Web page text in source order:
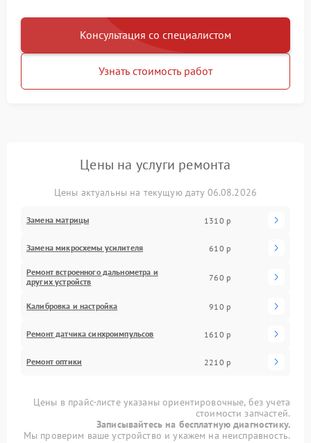
Консультация со специалистом
Узнать стоимость работ
Цены на услуги ремонта
Цены актуальны на текущую дату 06.08.2026
Замена матрицы 1310 р
Замена микросхемы усилителя 610 р
Ремонт встроенного дальнометра и
других устройств
760 р
Калибровка и настройка 910 р
Ремонт датчика синхроимпульсов 1610 р
Ремонт оптики 2210 р
Цены в прайс-листе указаны ориентировочные, без учета
стоимости запчастей.
Записывайтесь на бесплатную диагностику.
Мы проверим ваше устройство и укажем на неисправность.